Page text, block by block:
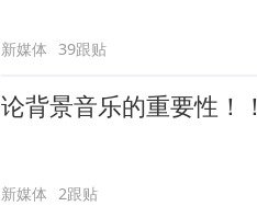
新媒体 39跟贴
论背景音乐的重要性！！
新媒体 2跟贴